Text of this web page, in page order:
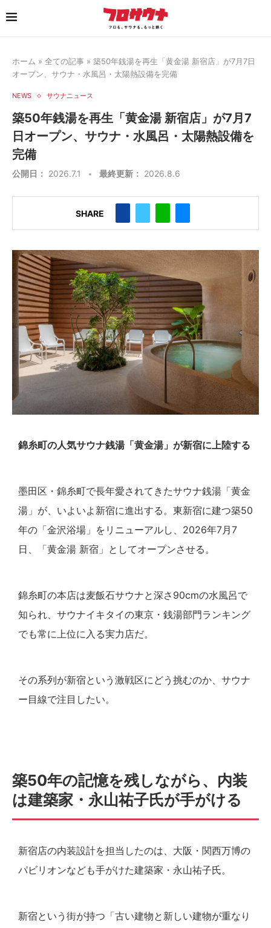
ホーム » 全ての記事 » 築50年銭湯を再生「黄金湯 新宿店」が7月7日
オープン、サウナ・水風呂・太陽熱設備を完備
NEWS サウナニュース
築50年銭湯を再生「黄金湯 新宿店」が7月7
日オープン、サウナ・水風呂・太陽熱設備を
完備
公開日： 2026.7.1 最終更新： 2026.8.6
SHARE
錦糸町の人気サウナ銭湯「黄金湯」が新宿に上陸する
墨田区・錦糸町で長年愛されてきたサウナ銭湯「黄金
湯」が、いよいよ新宿に進出する。東新宿に建つ築50
年の「金沢浴場」をリニューアルし、2026年7月7
日、「黄金湯 新宿」としてオープンさせる。
錦糸町の本店は麦飯石サウナと深さ90cmの水風呂で
知られ、サウナイキタイの東京・銭湯部門ランキング
でも常に上位に入る実力店だ。
その系列が新宿という激戦区にどう挑むのか、サウナ
ー目線で注目したい。
築50年の記憶を残しながら、内装
は建築家・永山祐子氏が手がける
新宿店の内装設計を担当したのは、大阪・関西万博の
パビリオンなども手がけた建築家・永山祐子氏。
新宿という街が持つ「古い建物と新しい建物が重なり